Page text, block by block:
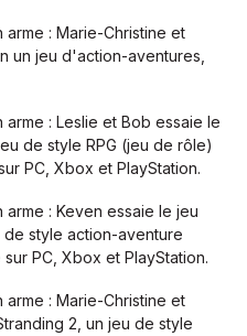
arme : Marie-Christine et
un jeu d'action-aventures,
: Leslie et Bob essaie le
de style RPG (jeu de rôle)
PC, Xbox et PlayStation.
: Keven essaie le jeu
de style action-aventure
PC, Xbox et PlayStation.
arme : Marie-Christine et
2, un jeu de style